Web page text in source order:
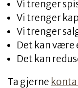
Vi trenger
Vi trenger
Vi trenger
Det kan
Det kan
Ta gjerne